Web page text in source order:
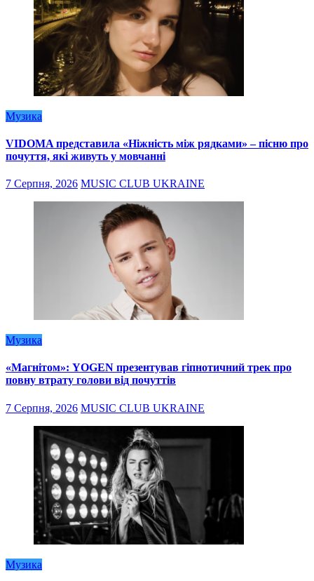
Музика
VIDOMA представила «Ніжність між рядками» – пісню про
почуття, які живуть у мовчанні
7 Серпня, 2026 MUSIC CLUB UKRAINE
Музика
«Магнітом»: YOGEN презентував гіпнотичний трек про
повну втрату голови від почуттів
7 Серпня, 2026 MUSIC CLUB UKRAINE
Музика